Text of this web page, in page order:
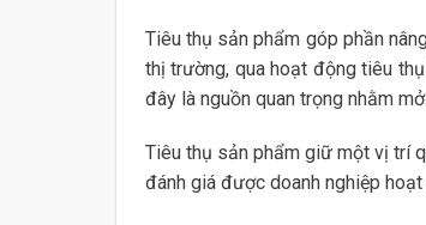
Tiêu thụ sản phẩm góp phần
thị trường, qua hoạt động tiêu
đây là nguồn quan trọng nhằm
Tiêu thụ sản phẩm giữ một vị trí
đánh giá được doanh nghiệp